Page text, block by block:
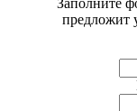
предложит